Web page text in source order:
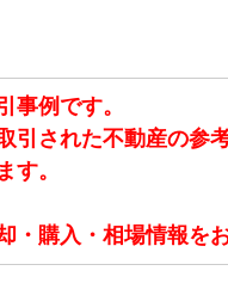
事例です。
引された不動産の参
す。
・購入・相場情報を